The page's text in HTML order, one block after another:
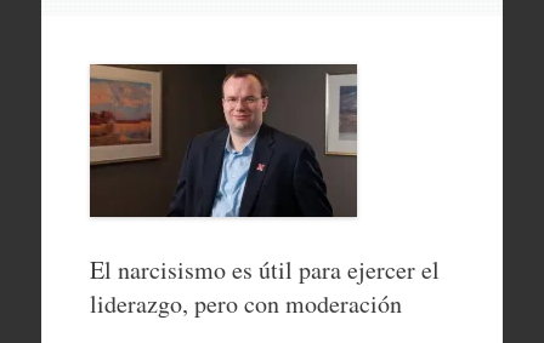
El narcisismo es útil para ejercer el
liderazgo, pero con moderación